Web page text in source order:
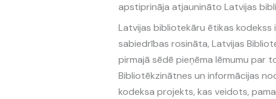
apstiprināja atjaunināto Latvijas
Latvijas bibliotekāru ētikas
sabiedrības rosināta, Latvijas
pirmajā sēdē pieņēma lēmumu par
Bibliotēkzinātnes un informācijas
kodeksa projekts, kas veidots,